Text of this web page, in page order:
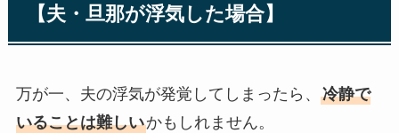
【夫・旦那が浮気した場合】
万が一、夫の浮気が発覚してしまったら、 冷静で
いることは難しいかもしれません。